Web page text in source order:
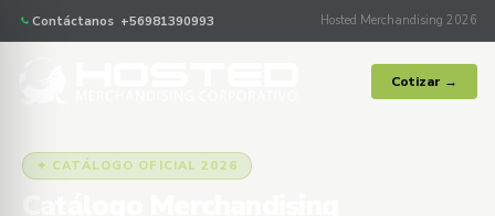
Contáctanos +56981390993 Hosted Merchandising 2026
Cotizar →
✦ CATÁLOGO OFICIAL 2026